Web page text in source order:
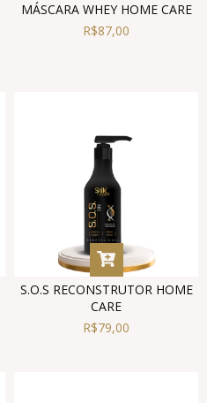
MÁSCARA WHEY HOME CARE
R$87,00
S.O.S RECONSTRUTOR HOME
CARE
R$79,00